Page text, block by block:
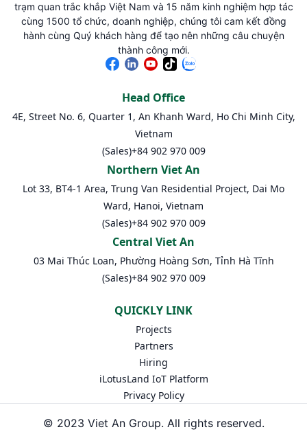
trạm quan trắc khắp Việt Nam và 15 năm kinh nghiệm hợp tác
cùng 1500 tổ chức, doanh nghiệp, chúng tôi cam kết đồng
hành cùng Quý khách hàng để tạo nên những câu chuyện
thành công mới.
Head Office
4E, Street No. 6, Quarter 1, An Khanh Ward, Ho Chi Minh City,
Vietnam
(Sales)+84 902 970 009
Northern Viet An
Lot 33, BT4-1 Area, Trung Van Residential Project, Dai Mo
Ward, Hanoi, Vietnam
(Sales)+84 902 970 009
Central Viet An
03 Mai Thúc Loan, Phường Hoàng Sơn, Tỉnh Hà Tĩnh
(Sales)+84 902 970 009
QUICKLY LINK
Projects
Partners
Hiring
iLotusLand IoT Platform
Privacy Policy
© 2023 Viet An Group. All rights reserved.